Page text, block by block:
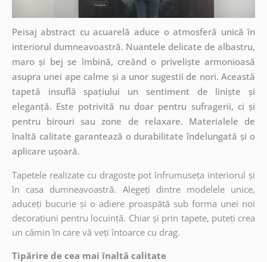
Peisaj abstract cu acuarelă aduce o atmosferă unică în
interiorul dumneavoastră. Nuantele delicate de albastru,
maro și bej se îmbină, creând o priveliște armonioasă
asupra unei ape calme și a unor sugestii de nori. Această
tapetă insuflă spațiului un sentiment de liniște și
eleganță. Este potrivită nu doar pentru sufragerii, ci și
pentru birouri sau zone de relaxare. Materialele de
înaltă calitate garantează o durabilitate îndelungată și o
aplicare ușoară.
Tapetele realizate cu dragoste pot înfrumuseța interiorul și
în casa dumneavoastră. Alegeți dintre modelele unice,
aduceți bucurie și o adiere proaspătă sub forma unei noi
decorațiuni pentru locuință. Chiar și prin tapete, puteți crea
un cămin în care vă veți întoarce cu drag.
Tipărire de cea mai înaltă calitate